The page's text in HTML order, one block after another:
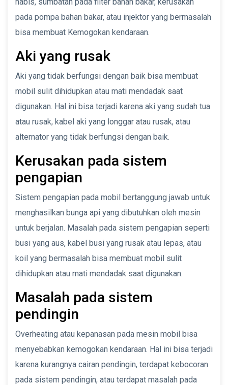
pada pompa bahan bakar, atau injektor yang bermasalah
bisa membuat Kemogokan kendaraan.
Aki yang rusak
Aki yang tidak berfungsi dengan baik bisa membuat
mobil sulit dihidupkan atau mati mendadak saat
digunakan. Hal ini bisa terjadi karena aki yang sudah tua
atau rusak, kabel aki yang longgar atau rusak, atau
alternator yang tidak berfungsi dengan baik.
Kerusakan pada sistem
pengapian
Sistem pengapian pada mobil bertanggung jawab untuk
menghasilkan bunga api yang dibutuhkan oleh mesin
untuk berjalan. Masalah pada sistem pengapian seperti
busi yang aus, kabel busi yang rusak atau lepas, atau
koil yang bermasalah bisa membuat mobil sulit
dihidupkan atau mati mendadak saat digunakan.
Masalah pada sistem
pendingin
Overheating atau kepanasan pada mesin mobil bisa
menyebabkan kemogokan kendaraan. Hal ini bisa terjadi
karena kurangnya cairan pendingin, terdapat kebocoran
pada sistem pendingin, atau terdapat masalah pada